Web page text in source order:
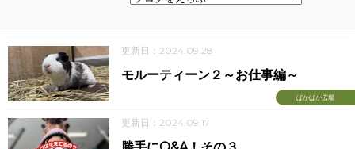
更新日：2024.09.28
ぱかぱか広場
モルーティーン２～お仕事編～
更新日：2024.09.17